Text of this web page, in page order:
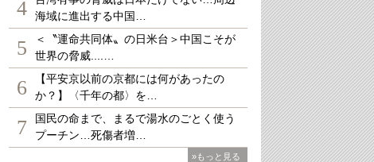
4
海域に進出する中国…
5
＜〝運命共同体〟の日米台＞中国こそが
世界の脅威....…
6
【平安京以前の京都には何があったの
か？】〈千年の都〉を…
7
国民の命まで、まるで湯水のごとく使う
プーチン…死傷者増…
»もっと見る